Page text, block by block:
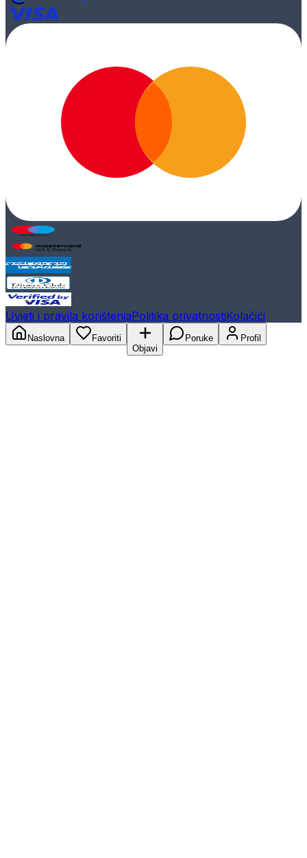
Uvjeti i pravila korištenjaPolitika privatnostiKolačići
Naslovna
Favoriti
Objavi
Poruke Profil